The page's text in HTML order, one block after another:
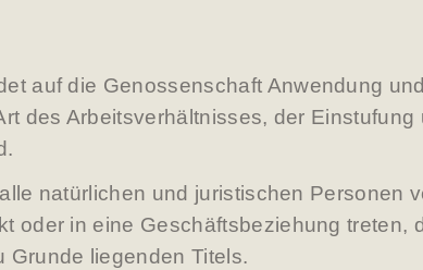
auf die Genossenschaft Anwendung
des Arbeitsverhältnisses, der
natürlichen und juristischen Personen
oder in eine Geschäftsbeziehung treten,
Grunde liegenden Titels.